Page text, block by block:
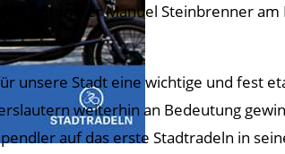
Manuel Steinbrenner am
unsere Stadt eine wichtige und fest
weiterhin an Bedeutung
auf das erste Stadtradeln in